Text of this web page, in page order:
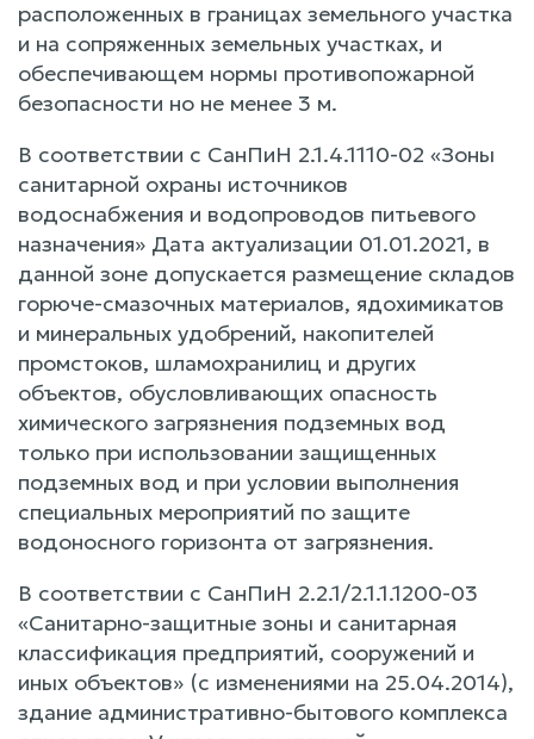
расположенных в границах земельного участка
и на сопряженных земельных участках, и
обеспечивающем нормы противопожарной
безопасности но не менее 3 м.
В соответствии с СанПиН 2.1.4.1110-02 «Зоны
санитарной охраны источников
водоснабжения и водопроводов питьевого
назначения» Дата актуализации 01.01.2021, в
данной зоне допускается размещение складов
горюче-смазочных материалов, ядохимикатов
и минеральных удобрений, накопителей
промстоков, шламохранилиц и других
объектов, обусловливающих опасность
химического загрязнения подземных вод
только при использовании защищенных
подземных вод и при условии выполнения
специальных мероприятий по защите
водоносного горизонта от загрязнения.
В соответствии с СанПиН 2.2.1/2.1.1.1200-03
«Санитарно-защитные зоны и санитарная
классификация предприятий, сооружений и
иных объектов» (с изменениями на 25.04.2014),
здание административно-бытового комплекса